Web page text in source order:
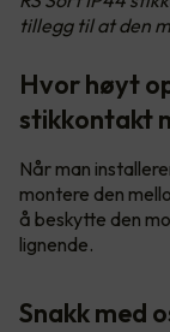
tillegg til at den
Hvor høyt
stikkontakt
Når man
montere den
å beskytte den
lignende.
Snakk med